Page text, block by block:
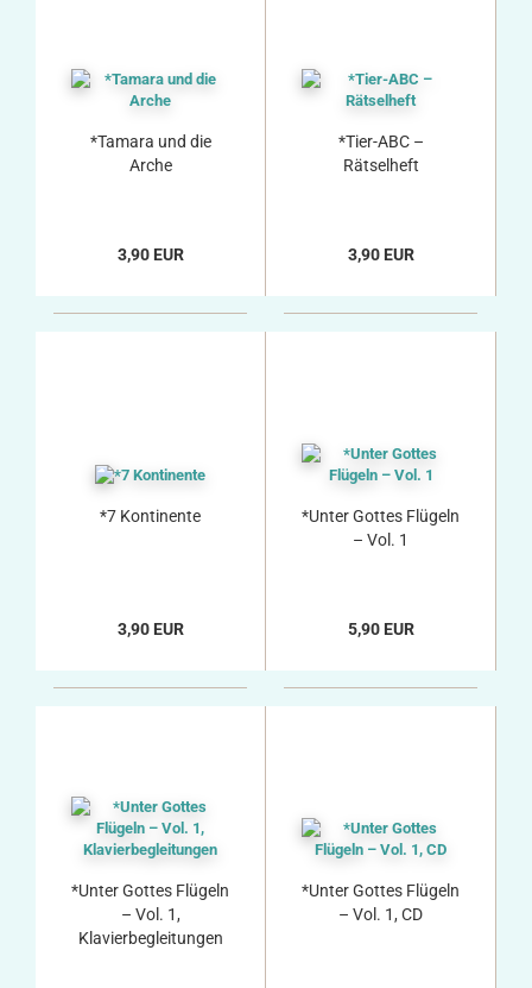
*Tamara und die
Arche
3,90 EUR
*Tier-ABC –
Rätselheft
3,90 EUR
*7 Kontinente
3,90 EUR
*Unter Gottes Flügeln
– Vol. 1
5,90 EUR
*Unter Gottes Flügeln
– Vol. 1,
Klavierbegleitungen
*Unter Gottes Flügeln
– Vol. 1, CD